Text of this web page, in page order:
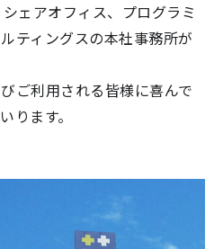
シェアオフィス、プログラミ
ティングスの本社事務所が
ご利用される皆様に喜んで
ります。